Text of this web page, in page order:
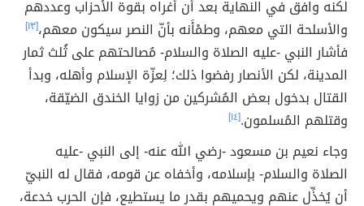
لكنه وافق في النهاية بعد أن أغراه بقوة الأحزاب وعددهم
والأسلحة التي معهم، وطمْأَنه بأنّ النصر سيكون معهم،[١٣]
فأشار النبي -عليه الصلاة والسلام- مُصالحتهم على ثُلث ثمار
المدينة، لكن الأنصار رفضوا ذلك؛ لِعزّة الإسلام وأهله، وبدأ
القتال بدخول بعض المُشركين من زوايا الخندق الضيّقة،
وقتلهم المُسلمون.[١٤]
وجاء نعيم بن مسعود -رضي الله عنه- إلى النبي -عليه
الصلاة والسلام- بإسلامه، وأخفاه عن قومه، فقال له النبيّ
أن يُخذِّل عنهم ويحميهم بقدر ما يستطيع، فإن الحرب خدعة،